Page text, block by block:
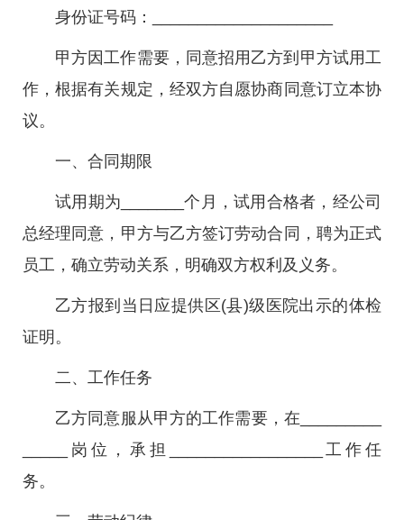
身份证号码：____________________
甲方因工作需要，同意招用乙方到甲方试用工
作，根据有关规定，经双方自愿协商同意订立本协
议。
一、合同期限
试用期为_______个月，试用合格者，经公司
总经理同意，甲方与乙方签订劳动合同，聘为正式
员工，确立劳动关系，明确双方权利及义务。
乙方报到当日应提供区(县)级医院出示的体检
证明。
二、工作任务
乙方同意服从甲方的工作需要，在_________
_____岗位，承担_________________工作任
务。